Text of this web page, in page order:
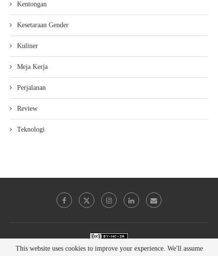
Kentongan
Kesetaraan Gender
Kuliner
Meja Kerja
Perjalanan
Review
Teknologi
This work is licensed under a
Creative Commons Attribution-NonCommercial-
ShareAlike 4.0 International License.
This website uses cookies to improve your experience. We'll assume